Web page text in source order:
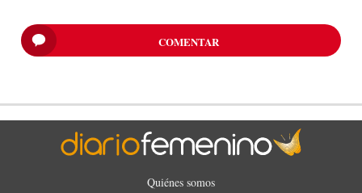
COMENTAR
Quiénes somos